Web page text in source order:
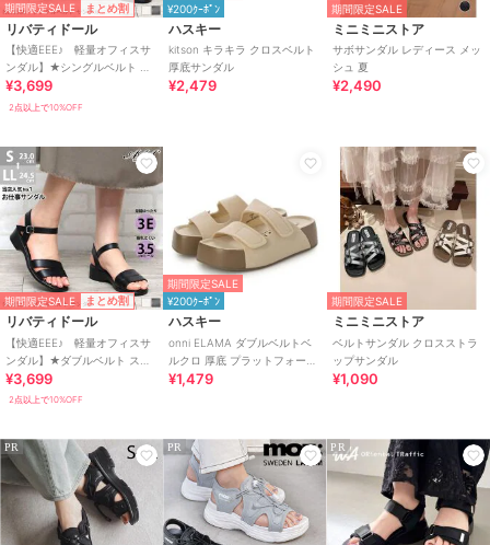
期間限定SALE まとめ割
リバティドール
【快適EEE♪ 軽量オフィスサ
ンダル】★シングルベルト ス
トラップサンダル★3530
¥3,699
2点以上で10%OFF
¥200ｸｰﾎﾟﾝ
ハスキー
kitson キラキラ クロスベルト
厚底サンダル
¥2,479
期間限定SALE
ミニミニストア
サボサンダル レディース メッ
シュ 夏
¥2,490
期間限定SALE まとめ割
リバティドール
【快適EEE♪ 軽量オフィスサ
ンダル】★ダブルベルト スト
ラップサンダル★3531
¥3,699
2点以上で10%OFF
期間限定SALE
¥200ｸｰﾎﾟﾝ
ハスキー
onni ELAMA ダブルベルトベ
ルクロ 厚底 プラットフォーム
サンダル
¥1,479
期間限定SALE
ミニミニストア
ベルトサンダル クロスストラ
ップサンダル
¥1,090
PR PR PR